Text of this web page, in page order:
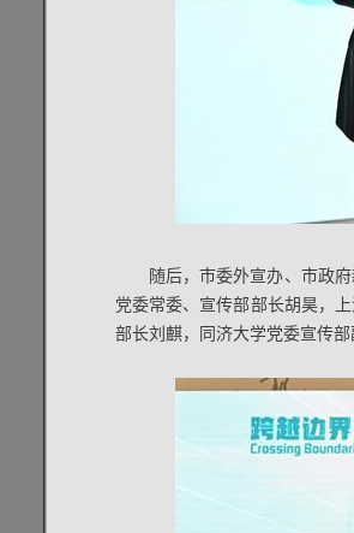
随后，市委外宣办、市政
党委常委、宣传部部长胡昊，
部长刘麒，同济大学党委宣传